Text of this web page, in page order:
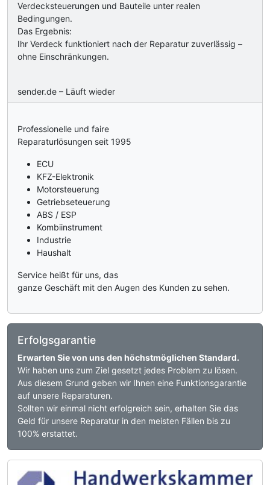
Verdecksteuerungen und Bauteile unter realen
Bedingungen.
Das Ergebnis:
Ihr Verdeck funktioniert nach der Reparatur zuverlässig –
ohne Einschränkungen.
sender.de – Läuft wieder
Professionelle und faire
Reparaturlösungen seit 1995
ECU
KFZ-Elektronik
Motorsteuerung
Getriebseteuerung
ABS / ESP
Kombiinstrument
Industrie
Haushalt
Service heißt für uns, das
ganze Geschäft mit den Augen des Kunden zu sehen.
Erfolgsgarantie
Erwarten Sie von uns den höchstmöglichen Standard.
Wir haben uns zum Ziel gesetzt jedes Problem zu lösen.
Aus diesem Grund geben wir Ihnen eine Funktionsgarantie
auf unsere Reparaturen.
Sollten wir einmal nicht erfolgreich sein, erhalten Sie das
Geld für unsere Reparatur in den meisten Fällen bis zu
100% erstattet.